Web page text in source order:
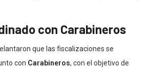
con Carabineros
que las fiscalizaciones se
con Carabineros, con el objetivo de